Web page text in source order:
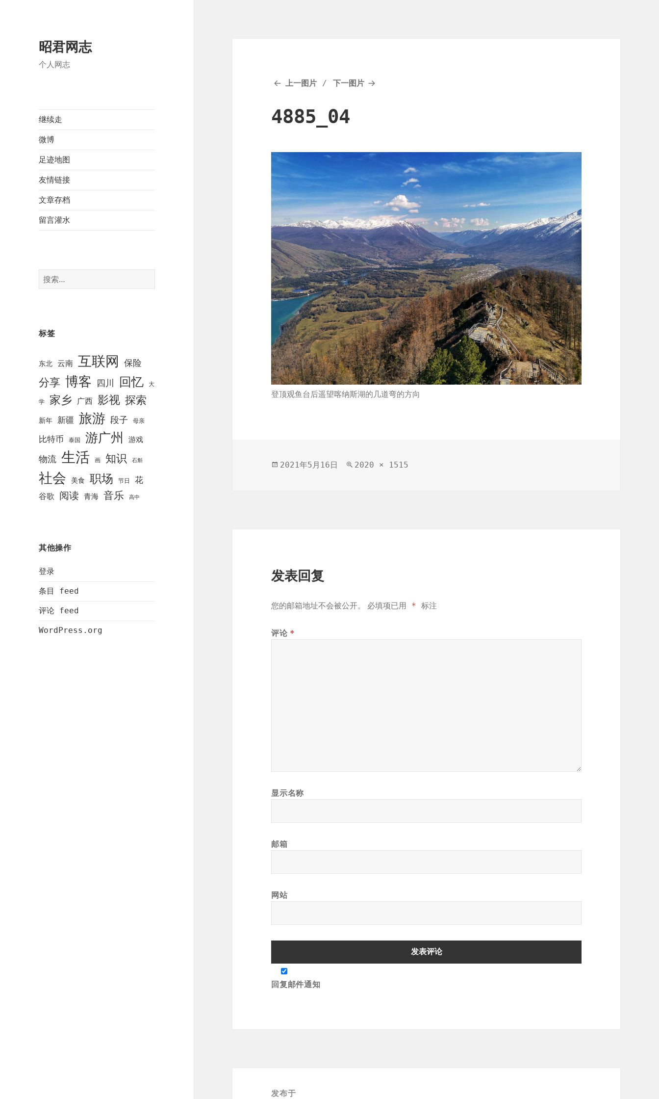
昭君网志
个人网志
继续走
微博
足迹地图
友情链接
文章存档
留言灌水
搜
索
标签
东北 云南 互联网 保险
分享 博客 四川 回忆 大
学 家乡 广西 影视 探索
新年 新疆 旅游 段子 母亲
比特币 泰国 游广州 游戏
物流 生活 画 知识 石斛
社会 美食 职场 节日
花
谷歌
阅读 青海 音乐 高中
其他操作
登录
条目 feed
评论 feed
WordPress.org
上一图片 下一图片
4885_04
登顶观鱼台后遥望喀纳斯湖的几道弯的方向
发
2021年5月16日
原
2020 × 1515
发表回复
您的邮箱地址不会被公开。 必填项已用 * 标注
评论 *
显示名称
邮箱
网站
回复邮件通知
发布于